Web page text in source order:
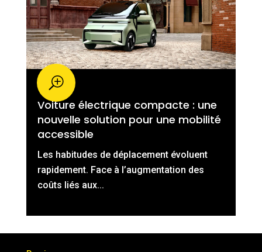
Voiture électrique compacte : une
nouvelle solution pour une mobilité
accessible
Les habitudes de déplacement évoluent
rapidement. Face à l’augmentation des
coûts liés aux...